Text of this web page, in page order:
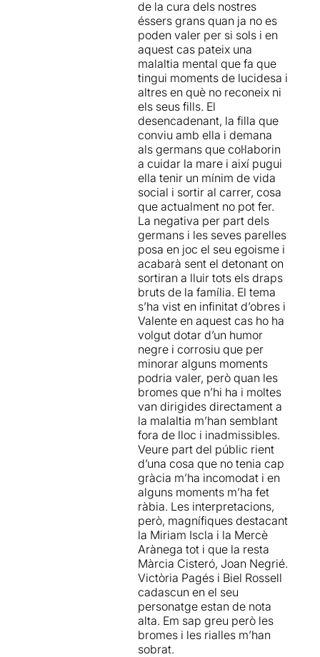
al llarg dels anys han anat
construint un record selectiu
per viure més tranquils.
Drames habituals d'una
família qualsevol, en la que
moltes persones s'hi poden
reconèixer.
Tot i que el tema central és
la pèrdua de la memòria de
la mare es toquen altres
temes com els traumes i
conflictes, els ressentiments,
les inseguretats, els secrets,
les pors, la solitud, el desig i
les il·lusions, el fracàs, la
pèrdua de confiança, la
culpabilitat, els dubtes
morals, el sacrifici, la
necessitat de canviar i la
pèrdua de la identitat que es
veu absorbida per la
malaltia.
Us aconsello que compreu
de seguida les entrades
abans no s'exhaureixin.
deixen ben noquejat a
l’espectador. Escenes de
gran efecte que venen
avalades per actrius i actors
de primera, des de les
increïbles i sempre eficaces
Mírima Iscla,Victòria Pagès
iMarcia Cisteró , fins a
NegriéiBiel Rossell.
Aquesta és la primera
producció entre el Teatre
Nacional de Catalunya i la
Sala Trono, un dels
referents teatrals a la ciutat
de Tarragona des de fa més
de 20 anys. Segurament per
les dimensions de la sala
tarragonina, el muntatge
s’ha pensat com un
espectacle de petit format i
això es posa en evidència en
la Sala Petita del TNC... que
de petita no en té pas res. Es
nota que sobra espai, que
s’ha omplert sense sentit
amb caixes de mudances i
que només serveix com a
sala d’espera pels actors
que surten d’escena. Un
petit contratemps sense
importància per a una obra
que tindrà llarg recorregut i
que, de moment, ja ha
esgotat entrades abans
d’estrenar-se.
de la cura dels nostres
éssers grans quan ja no es
poden valer per si sols i en
aquest cas pateix una
malaltia mental que fa que
tingui moments de lucidesa i
altres en què no reconeix ni
els seus fills. El
desencadenant, la filla que
conviu amb ella i demana
als germans que col·laborin
a cuidar la mare i així pugui
ella tenir un mínim de vida
social i sortir al carrer, cosa
que actualment no pot fer.
La negativa per part dels
germans i les seves parelles
posa en joc el seu egoisme i
acabarà sent el detonant on
sortiran a lluir tots els draps
bruts de la família. El tema
s’ha vist en infinitat d’obres i
Valente en aquest cas ho ha
volgut dotar d’un humor
negre i corrosiu que per
minorar alguns moments
podria valer, però quan les
bromes que n’hi ha i moltes
van dirigides directament a
la malaltia m’han semblant
fora de lloc i inadmissibles.
Veure part del públic rient
d’una cosa que no tenia cap
gràcia m’ha incomodat i en
alguns moments m’ha fet
ràbia. Les interpretacions,
però, magnífiques destacant
la Miriam Iscla i la Mercè
Arànega tot i que la resta
Màrcia Cisteró, Joan Negrié.
Victòria Pagés i Biel Rossell
cadascun en el seu
personatge estan de nota
alta. Em sap greu però les
bromes i les rialles m’han
sobrat.